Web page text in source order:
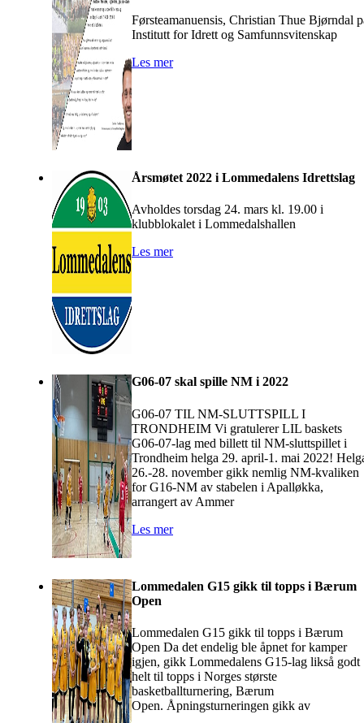
Førsteamanuensis, Christian Thue Bjørndal
Institutt for Idrett og Samfunnsvitenskap
Les mer
Årsmøtet 2022 i Lommedalens Idrettslag
Avholdes torsdag 24. mars kl. 19.00 i
klubblokalet i Lommedalshallen
Les mer
G06-07 skal spille NM i 2022
G06-07 TIL NM-SLUTTSPILL I
TRONDHEIM Vi gratulerer LIL baskets
G06-07-lag med billett til NM-sluttspillet i
Trondheim helga 29. april-1. mai 2022!
26.-28. november gikk nemlig NM-kvaliken
for G16-NM av stabelen i Apalløkka,
arrangert av Ammer
Les mer
Lommedalen G15 gikk til topps i Bærum
Open
Lommedalen G15 gikk til topps i Bærum
Open Da det endelig ble åpnet for kamper
igjen, gikk Lommedalens G15-lag likså godt
helt til topps i Norges største
basketballturnering, Bærum
Open. Åpningsturneringen gikk av